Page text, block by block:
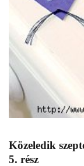
Közeledik
5. rész